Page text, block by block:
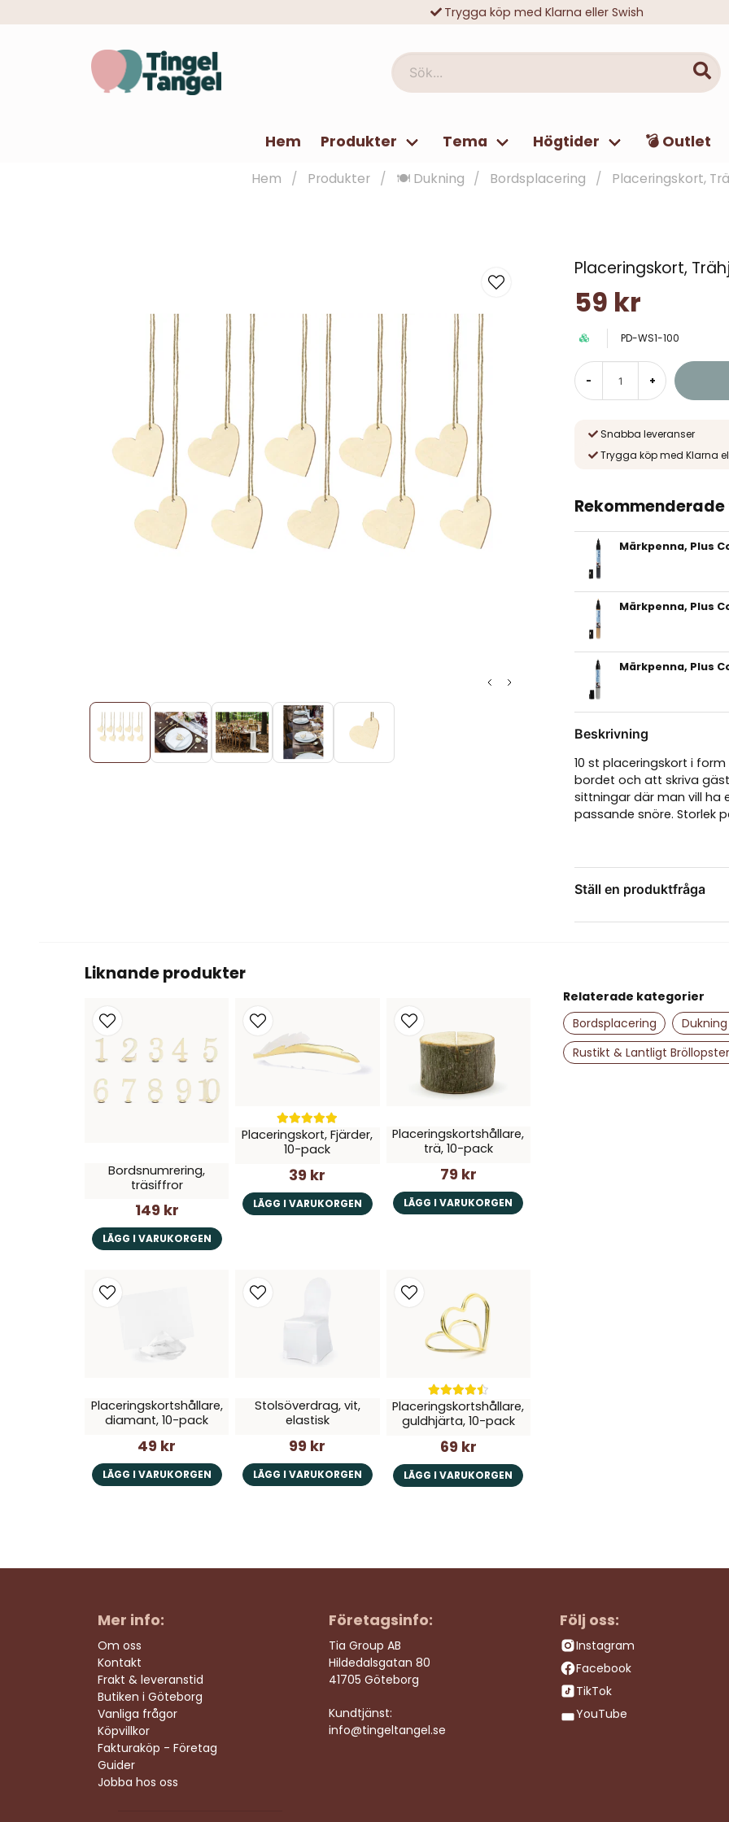
Trygga köp med Klarna eller Swish
Sök...
Hem Produkter Tema Högtider 💣 Outlet
Hem Produkter 🍽️ Dukning Bordsplacering Placeringskort,
Placeringskort,
59 kr
PD-WS1-100
- +
Snabba leveranser
Trygga köp med Klarna
Märkpenna, Plus
Märkpenna, Plus
Märkpenna, Plus
Beskrivning
10 st placeringskort i
bordet och att skriva
sittningar där man vill ha
passande snöre. Storlek
Ställ en produktfråga
name
Namn
Liknande produkter
Bordsnumrering,
träsiffror
149 kr
LÄGG I VARUKORGEN
Placeringskort, Fjärder,
10-pack
39 kr
LÄGG I VARUKORGEN
Placeringskortshållare,
trä, 10-pack
79 kr
LÄGG I VARUKORGEN
Placeringskortshållare,
diamant, 10-pack
49 kr
LÄGG I VARUKORGEN
Stolsöverdrag, vit,
elastisk
99 kr
LÄGG I VARUKORGEN
Placeringskortshållare,
guldhjärta, 10-pack
69 kr
LÄGG I VARUKORGEN
Relaterade kategorier
Bordsplacering
Rustikt & Lantligt
Mer info:
Om oss
Kontakt
Frakt & leveranstid
Butiken i Göteborg
Vanliga frågor
Köpvillkor
Fakturaköp - Företag
Guider
Jobba hos oss
Företagsinfo:
Tia Group AB
Hildedalsgatan 80
41705 Göteborg
Kundtjänst:
info@tingeltangel.se
Följ oss:
Instagram
Facebook
TikTok
YouTube